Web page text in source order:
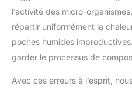
l’activité des micro-
répartir uniformément la
poches humides
garder le processus de
Avec ces erreurs à l’esprit,